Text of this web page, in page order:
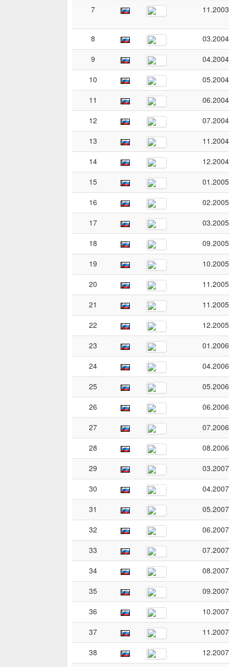
7
11.2003
8
03.2004
9
04.2004
10
05.2004
11
06.2004
12
07.2004
13
11.2004
14
12.2004
15
01.2005
16
02.2005
17
03.2005
18
09.2005
19
10.2005
20
11.2005
21
11.2005
22
12.2005
23
01.2006
24
04.2006
25
05.2006
26
06.2006
27
07.2006
28
08.2006
29
03.2007
30
04.2007
31
05.2007
32
06.2007
33
07.2007
34
08.2007
35
09.2007
36
10.2007
37
11.2007
38
12.2007